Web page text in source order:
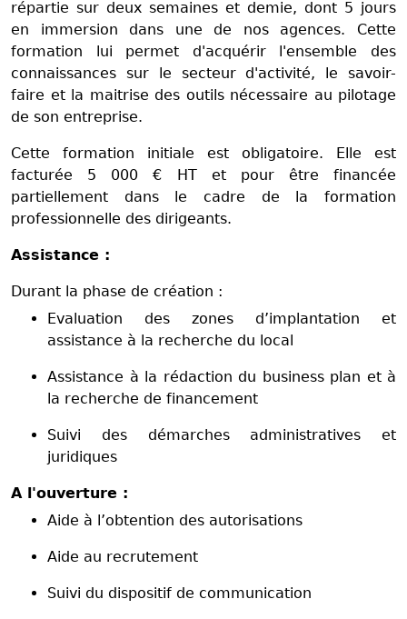
répartie sur deux semaines et demie, dont 5 jours
en immersion dans une de nos agences. Cette
formation lui permet d'acquérir l'ensemble des
connaissances sur le secteur d'activité, le savoir-
faire et la maitrise des outils nécessaire au pilotage
de son entreprise.
Cette formation initiale est obligatoire. Elle est
facturée 5 000 € HT et pour être financée
partiellement dans le cadre de la formation
professionnelle des dirigeants.
Assistance :
Durant la phase de création :
Evaluation des zones d’implantation et
assistance à la recherche du local
Assistance à la rédaction du business plan et à
la recherche de financement
Suivi des démarches administratives et
juridiques
A l'ouverture :
Aide à l’obtention des autorisations
Aide au recrutement
Suivi du dispositif de communication